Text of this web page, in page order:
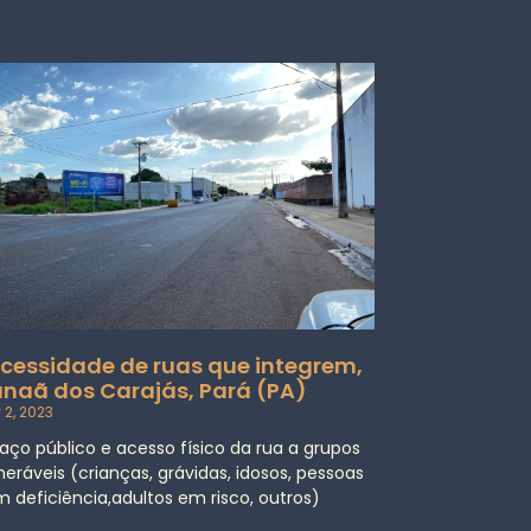
de ruas que integrem,
dos Carajás, Pará (PA)
2023
público e acesso físico da rua a grupos
(crianças, grávidas, idosos, pessoas
deficiência,adultos em risco, outros)